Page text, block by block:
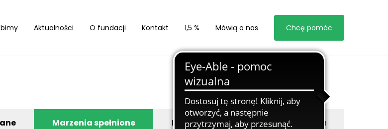
Aktualności O fundacji Kontakt 1,5 % Mówią o nas Chcę pomóc
Marzenia spełnione Byli z nami Zgłoś marzyciela